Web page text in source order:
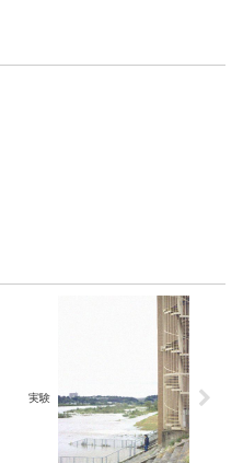
実験